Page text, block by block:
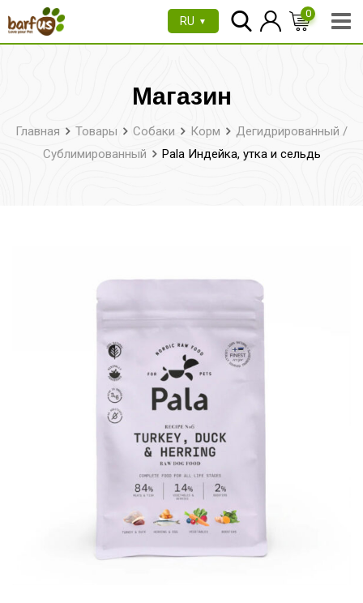
Перейти
RU ▼
0
Магазин
Главная Товары Собаки Корм
Дегидрированный /
Сублимированный
Pala Индейка, утка и сельдь